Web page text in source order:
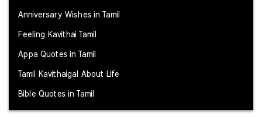
Anniversary Wishes in Tamil
Feeling Kavithai Tamil
Appa Quotes in Tamil
Tamil Kavithaigal About Life
Bible Quotes in Tamil